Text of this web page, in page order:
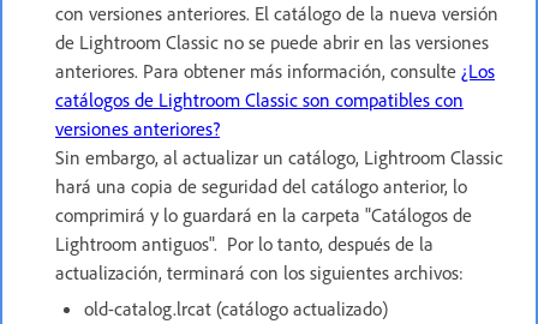
con versiones anteriores. El catálogo de la nueva versión
de Lightroom Classic no se puede abrir en las versiones
anteriores. Para obtener más información, consulte ¿Los
catálogos de Lightroom Classic son compatibles con
versiones anteriores?
Sin embargo, al actualizar un catálogo, Lightroom Classic
hará una copia de seguridad del catálogo anterior, lo
comprimirá y lo guardará en la carpeta "Catálogos de
Lightroom antiguos". Por lo tanto, después de la
actualización, terminará con los siguientes archivos:
old-catalog.lrcat (catálogo actualizado)